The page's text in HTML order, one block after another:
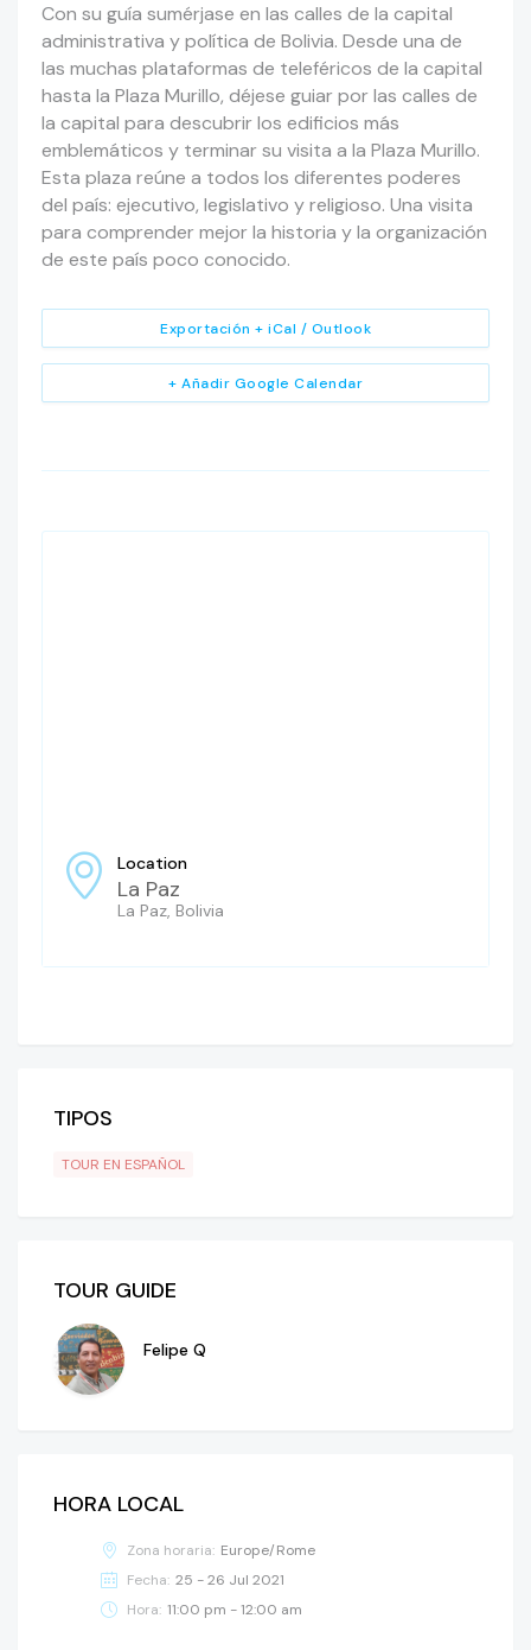
Con su guía sumérjase en las calles de la capital
administrativa y política de Bolivia. Desde una de
las muchas plataformas de teleféricos de la capital
hasta la Plaza Murillo, déjese guiar por las calles de
la capital para descubrir los edificios más
emblemáticos y terminar su visita a la Plaza Murillo.
Esta plaza reúne a todos los diferentes poderes
del país: ejecutivo, legislativo y religioso. Una visita
para comprender mejor la historia y la organización
de este país poco conocido.
+ Añadir Google Calendar
Exportación + iCal / Outlook
Location
La Paz
La Paz, Bolivia
TIPOS
TOUR EN ESPAÑOL
TOUR GUIDE
Felipe Q
HORA LOCAL
Zona horaria: Europe/Rome
Fecha: 25 - 26 Jul 2021
Hora: 11:00 pm - 12:00 am